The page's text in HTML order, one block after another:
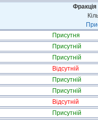
Фракція
Присутня
Присутній
Присутній
Відсутній
Присутній
Присутній
Відсутній
Присутній